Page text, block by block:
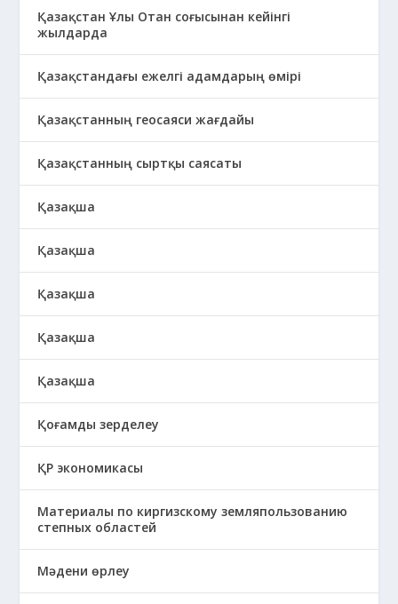
Қазақстан Ұлы Отан соғысынан кейінгі
жылдарда
Қазақстандағы ежелгі адамдарың өмірі
Қазақстанның геосаяси жағдайы
Қазақстанның сыртқы саясаты
Қазақша
Қазақша
Қазақша
Қазақша
Қазақша
Қоғамды зерделеу
ҚР экономикасы
Материалы по киргизскому земляпользованию
степных областей
Мәдени өрлеу